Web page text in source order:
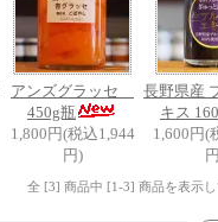
アンズグラッセ
450g瓶
1,800円(税込1,944
円)
長野県産
キス
1,600円(
全 [3] 商品中 [1-3] 商品を表示し